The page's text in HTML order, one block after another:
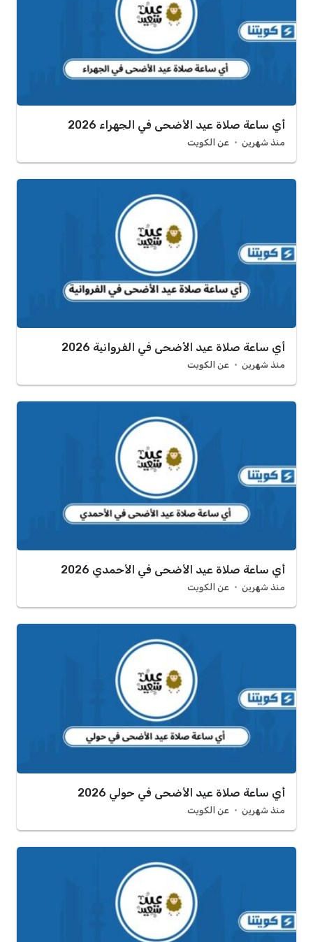
أي ساعة صلاة عيد الأضحى في الجهراء 2026
منذ شهرين عن الكويت
أي ساعة صلاة عيد الأضحى في الفروانية 2026
منذ شهرين عن الكويت
أي ساعة صلاة عيد الأضحى في الأحمدي 2026
منذ شهرين عن الكويت
أي ساعة صلاة عيد الأضحى في حولي 2026
منذ شهرين عن الكويت